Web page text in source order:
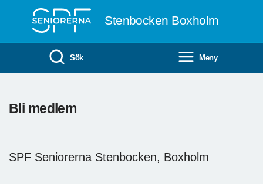
Stenbocken Boxholm
Sök Meny
Bli medlem
SPF Seniorerna Stenbocken, Boxholm